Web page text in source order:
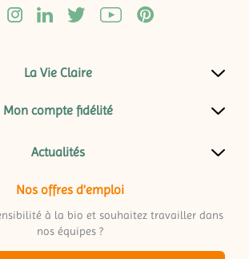
La Vie Claire
Mon compte fidélité
Actualités
Nos offres d'emploi
à la bio et souhaitez travailler dans
nos équipes ?